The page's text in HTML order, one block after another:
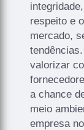
respeito e
mercado,
valorizar
a chance
meio
empresa